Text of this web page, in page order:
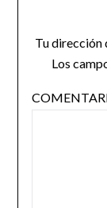
Tu dirección
Los